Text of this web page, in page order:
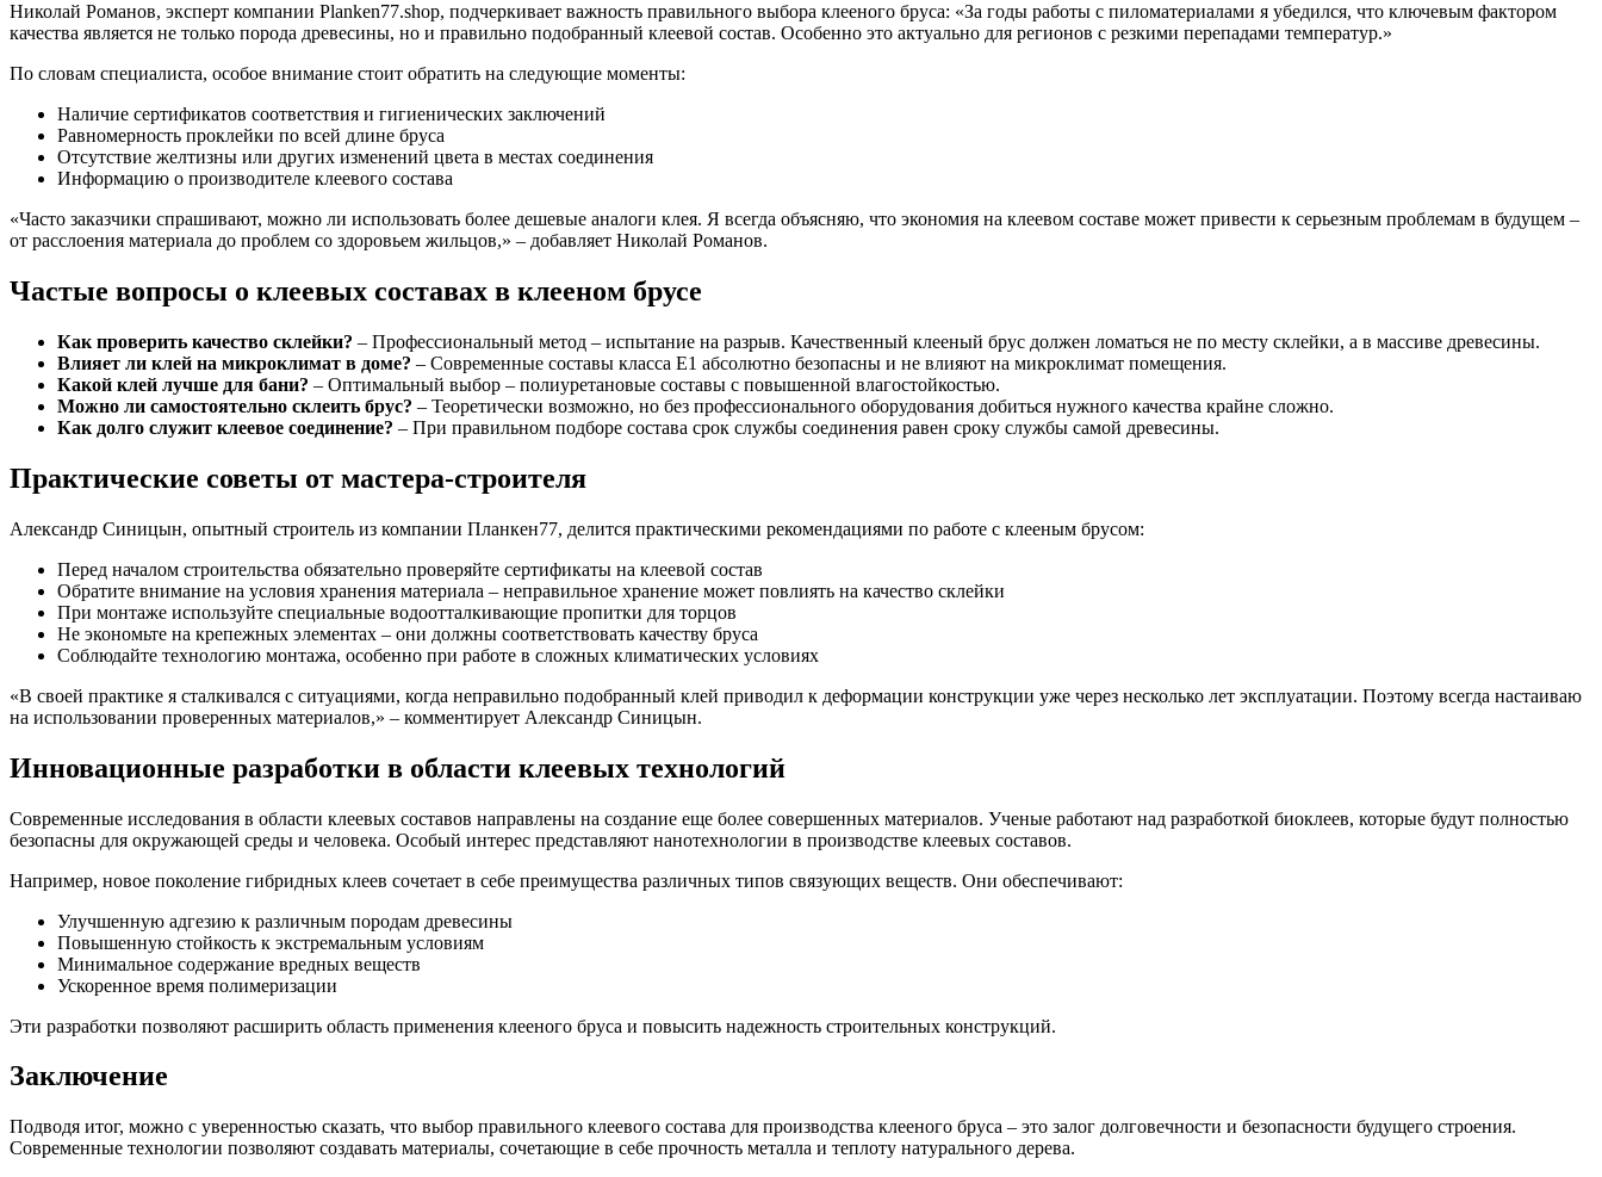
Николай Романов, эксперт компании Planken77.shop, подчеркивает важность правильного выбора клееного бруса: «За годы работы с пиломатериалами я убедился, что ключевым фактором
качества является не только порода древесины, но и правильно подобранный клеевой состав. Особенно это актуально для регионов с резкими перепадами температур.»
По словам специалиста, особое внимание стоит обратить на следующие моменты:
Наличие сертификатов соответствия и гигиенических заключений
Равномерность проклейки по всей длине бруса
Отсутствие желтизны или других изменений цвета в местах соединения
Информацию о производителе клеевого состава
«Часто заказчики спрашивают, можно ли использовать более дешевые аналоги клея. Я всегда объясняю, что экономия на клеевом составе может привести к серьезным проблемам в будущем –
от расслоения материала до проблем со здоровьем жильцов,» – добавляет Николай Романов.
Частые вопросы о клеевых составах в клееном брусе
Как проверить качество склейки? – Профессиональный метод – испытание на разрыв. Качественный клееный брус должен ломаться не по месту склейки, а в массиве древесины.
Влияет ли клей на микроклимат в доме? – Современные составы класса Е1 абсолютно безопасны и не влияют на микроклимат помещения.
Какой клей лучше для бани? – Оптимальный выбор – полиуретановые составы с повышенной влагостойкостью.
Можно ли самостоятельно склеить брус? – Теоретически возможно, но без профессионального оборудования добиться нужного качества крайне сложно.
Как долго служит клеевое соединение? – При правильном подборе состава срок службы соединения равен сроку службы самой древесины.
Практические советы от мастера-строителя
Александр Синицын, опытный строитель из компании Планкен77, делится практическими рекомендациями по работе с клееным брусом:
Перед началом строительства обязательно проверяйте сертификаты на клеевой состав
Обратите внимание на условия хранения материала – неправильное хранение может повлиять на качество склейки
При монтаже используйте специальные водоотталкивающие пропитки для торцов
Не экономьте на крепежных элементах – они должны соответствовать качеству бруса
Соблюдайте технологию монтажа, особенно при работе в сложных климатических условиях
«В своей практике я сталкивался с ситуациями, когда неправильно подобранный клей приводил к деформации конструкции уже через несколько лет эксплуатации. Поэтому всегда настаиваю
на использовании проверенных материалов,» – комментирует Александр Синицын.
Инновационные разработки в области клеевых технологий
Современные исследования в области клеевых составов направлены на создание еще более совершенных материалов. Ученые работают над разработкой биоклеев, которые будут полностью
безопасны для окружающей среды и человека. Особый интерес представляют нанотехнологии в производстве клеевых составов.
Например, новое поколение гибридных клеев сочетает в себе преимущества различных типов связующих веществ. Они обеспечивают:
Улучшенную адгезию к различным породам древесины
Повышенную стойкость к экстремальным условиям
Минимальное содержание вредных веществ
Ускоренное время полимеризации
Эти разработки позволяют расширить область применения клееного бруса и повысить надежность строительных конструкций.
Заключение
Подводя итог, можно с уверенностью сказать, что выбор правильного клеевого состава для производства клееного бруса – это залог долговечности и безопасности будущего строения.
Современные технологии позволяют создавать материалы, сочетающие в себе прочность металла и теплоту натурального дерева.